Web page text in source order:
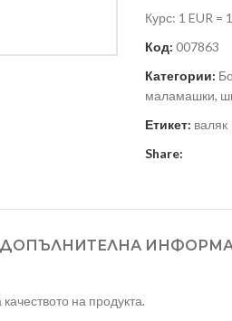
Курс: 1 EUR =
Код: 007863
Категории:
маламашки,
Етикет: валяк
Share:
ДОПЪЛНИТЕЛНА
на продукта.